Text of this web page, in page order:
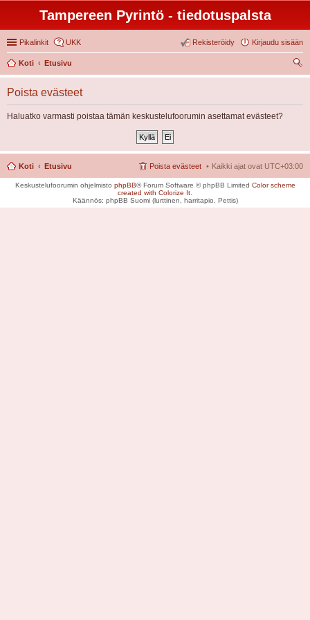
Tampereen Pyrintö - tiedotuspalsta
Pikalinkit UKK Kirjaudu sisään
Rekisteröidy
Koti
Etusivu
tsi
Poista evästeet
Haluatko varmasti poistaa tämän keskustelufoorumin asettamat evästeet?
Koti Etusivu Kaikki ajat ovat UTC+03:00
Poista evästeet
Keskustelufoorumin ohjelmisto phpBB® Forum Software © phpBB Limited Color scheme
created with Colorize It
Käännös: phpBB Suomi (lurttinen, harritapio, Pettis)